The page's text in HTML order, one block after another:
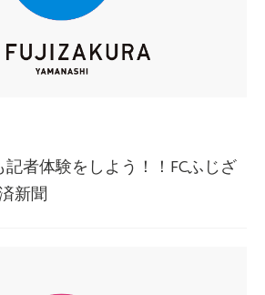
記者体験をしよう！！FCふじざ
新聞